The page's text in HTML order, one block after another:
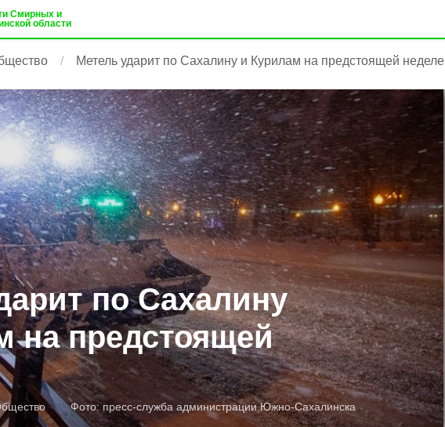
Смирных и
области
Метель ударит по Сахалину и Курилам на предстоящей неделе
по Сахалину
на предстоящей
Фото:пресс-служба администрации Южно-Сахалинска